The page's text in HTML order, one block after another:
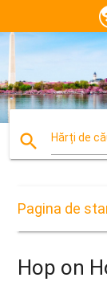
search Hărți de
Pagina de
Hop on